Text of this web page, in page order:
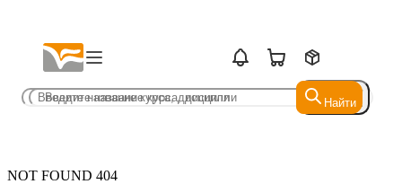
Найти
Найти
NOT FOUND 404